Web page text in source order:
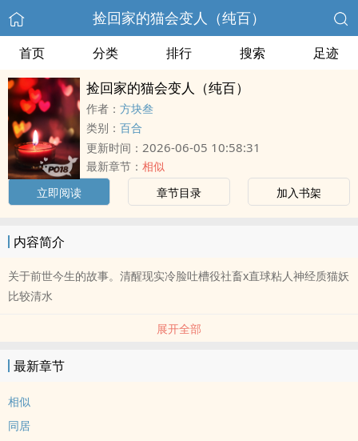
捡回家的猫会变人（纯百）
首页 分类 排行 搜索 足迹
捡回家的猫会变人（纯百）
作者： 方块叁
类别： 百合
更新时间： 2026-06-05 10:58:31
最新章节： 相似
立即阅读
章节目录 加入书架
内容简介
关于前世今生的故事。清醒现实冷脸吐槽役社畜x直球粘人神经质猫妖
比较清水
展开全部
最新章节
相似
同居